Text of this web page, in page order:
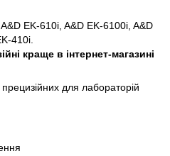
EK-610i, A&D EK-6100i, A&D
410i.
краще в інтернет-магазині
для лабораторій